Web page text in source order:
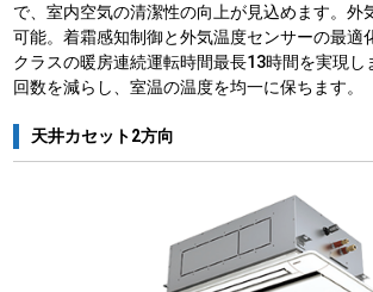
で、室内空気の清潔性の向上が見込めます。
可能。着霜感知制御と外気温度センサーの最適
クラスの暖房連続運転時間最長13時間を実現し
回数を減らし、室温の温度を均一に保ちます。
天井カセット2方向